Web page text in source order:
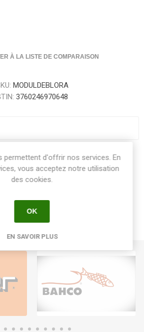
À LA LISTE DE COMPARAISON
MODULDEBLORA
3760246970648
Share:
permettent d'offrir nos services. En
vous acceptez notre utilisation
des cookies.
OK
EN SAVOIR PLUS